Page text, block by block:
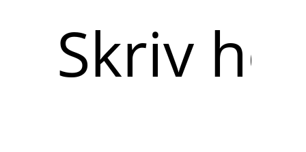
her